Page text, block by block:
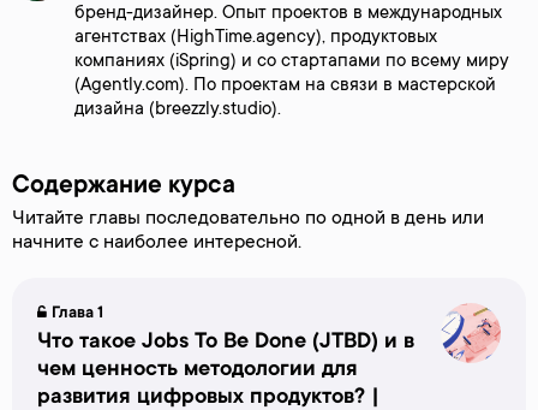
бренд-дизайнер. Опыт проектов в международных
агентствах (HighTime.agency), продуктовых
компаниях (iSpring) и со стартапами по всему миру
(Agently.com). По проектам на связи в мастерской
дизайна (breezzly.studio).
Содержание курса
Читайте главы последовательно по одной в день или
начните с наиболее интересной.
Глава 1
Что такое Jobs To Be Done (JTBD) и в
чем ценность методологии для
развития цифровых продуктов? |